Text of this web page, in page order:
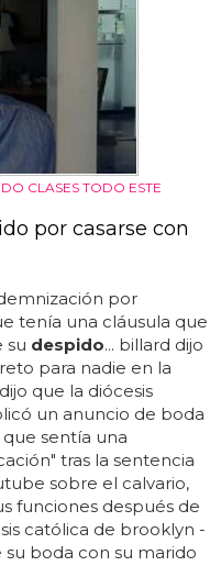
CLASES TODO ESTE
por casarse con
por
tenía una cláusula que
su despido... billard dijo
para nadie en la
que la diócesis
un anuncio de boda
sentía una
tras la sentencia
sobre el calvario,
funciones después de
católica de brooklyn -
boda con su marido